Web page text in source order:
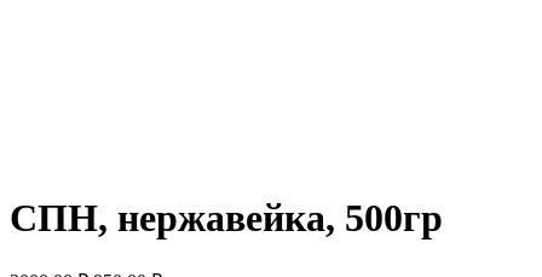
СПН, нержавейка, 500гр